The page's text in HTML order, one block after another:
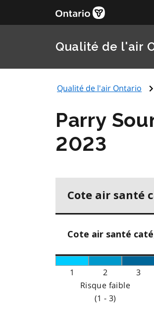
Qualité de l'air
Qualité de l'air Ontario
Parry
2023
Cote air santé
Cote air santé
1 2 3
Risque faible
(1 - 3)